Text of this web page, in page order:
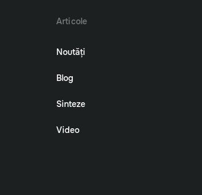
Articole
Noutăți
Blog
Sinteze
Video